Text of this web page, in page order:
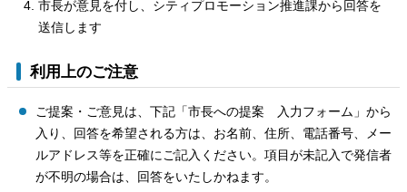
市長が意見を付し、シティプロモーション推進課から回答を
送信します
利用上のご注意
ご提案・ご意見は、下記「市長への提案 入力フォーム」から
入り、回答を希望される方は、お名前、住所、電話番号、メー
ルアドレス等を正確にご記入ください。項目が未記入で発信者
が不明の場合は、回答をいたしかねます。